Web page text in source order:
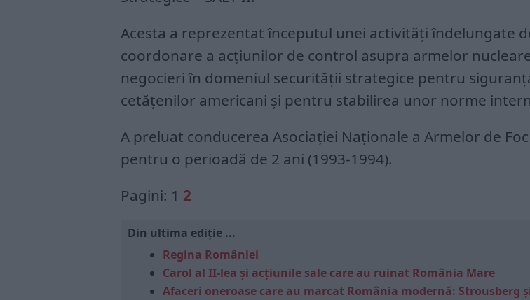
Acesta a reprezentat începutul unei activităţi îndelungate
coordonare a acţiunilor de control asupra armelor
negocieri în domeniul securităţii strategice pentru
cetăţenilor americani şi pentru stabilirea unor norme
A preluat conducerea Asociaţiei Naţionale a Armelor de Foc
pentru o perioadă de 2 ani (1993-1994).
Pagini: 1 2
Din ultima ediție ...
Regina României
Carol al II-lea și acțiunile sale care au ruinat România Mare
Afaceri oneroase care au marcat România modernă: Strousberg